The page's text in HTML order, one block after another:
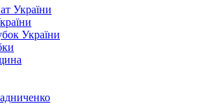
України
України